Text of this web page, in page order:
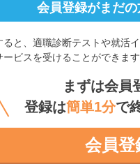
会員登録がまだの
と、 適職診断テストや就活
ービスを受けることができます
まずは会員
登録は簡単1分で
会員登